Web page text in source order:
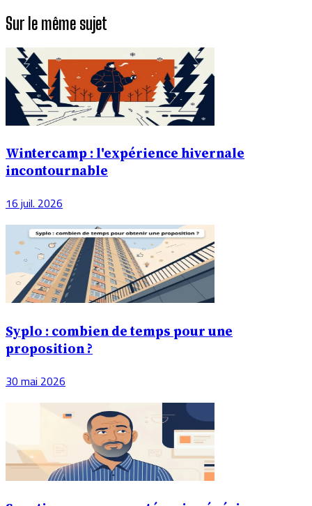
Sur le même sujet
Wintercamp : l'expérience hivernale
incontournable
16 juil. 2026
Syplo : combien de temps pour une
proposition ?
30 mai 2026